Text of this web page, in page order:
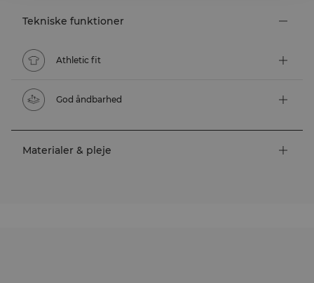
Tekniske funktioner
Athletic fit
God åndbarhed
Materialer & pleje